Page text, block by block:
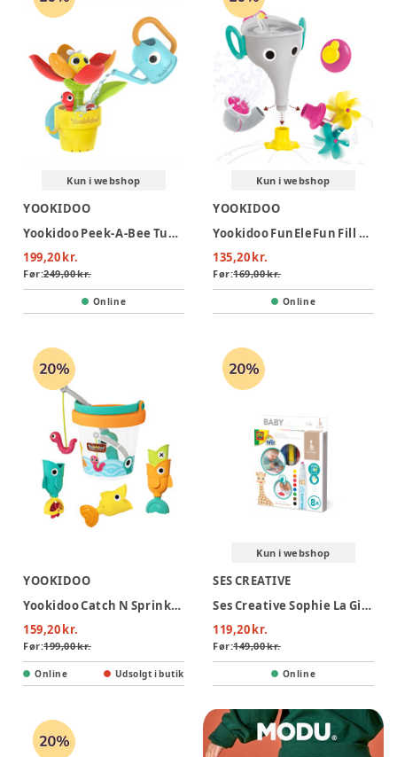
Kun i webshop
YOOKIDOO
Yookidoo Peek-A-Bee Tub Flower
199,20 kr.
Før:249,00 kr.
Online
Kun i webshop
YOOKIDOO
Yookidoo FunEleFun Fill N Sprinkle - Grå
135,20 kr.
Før:169,00 kr.
Online
YOOKIDOO
Yookidoo Catch N Sprinkle Fishing Set Og Bucket
159,20 kr.
Før:199,00 kr.
Online Udsolgt i butik
Kun i webshop
SES CREATIVE
Ses Creative Sophie La Girafe - Babyfarver
119,20 kr.
Før:149,00 kr.
Online